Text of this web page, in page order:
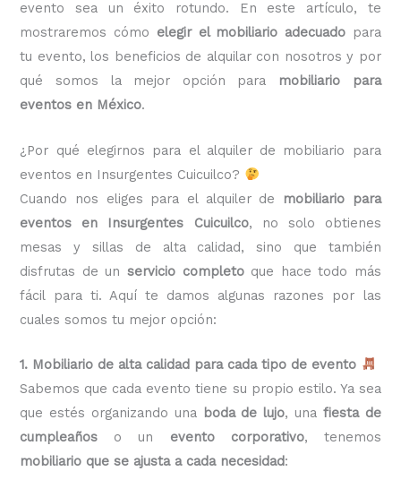
evento sea un éxito rotundo. En este artículo, te
mostraremos cómo elegir el mobiliario adecuadopara
tu evento, los beneficios de alquilar con nosotros y por
qué somos la mejor opción para
mobiliario para
eventos en México.
¿Por qué elegirnos para el alquiler de mobiliario para
eventos en Insurgentes Cuicuilco?
Cuando nos eliges para el alquiler de
mobiliario para
eventos en Insurgentes Cuicuilco, no solo obtienes
mesas y sillas de alta calidad, sino que también
disfrutas de un servicio completoque hace todo más
fácil para ti. Aquí te damos algunas razones por las
cuales somos tu mejor opción:
1. Mobiliario de alta calidad para cada tipo de evento
Sabemos que cada evento tiene su propio estilo. Ya sea
que estés organizando una boda de lujo, una fiesta de
cumpleaños o un evento corporativo, tenemos
mobiliario que se ajusta a cada necesidad: